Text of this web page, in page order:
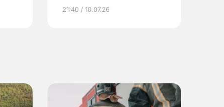
21:40 / 10.07.26